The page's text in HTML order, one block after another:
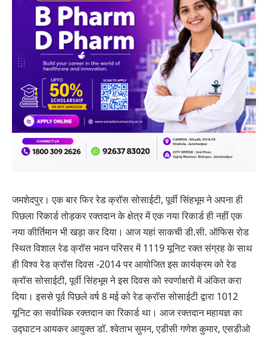
जमशेदपुर। एक बार फिर रेड क्रॉस सोसाईटी, पूर्वी सिंहभूम ने अपना ही
पिछला रिकार्ड तोड़कर रक्तदान के क्षेत्र में एक नया रिकार्ड ही नहीं एक
नया कीर्तिमान भी खड़ा कर दिया। आज यहां साकची डी.सी. ऑफिस रोड
स्थित विशाल रेड क्रॉस भवन परिसर में 1119 यूनिट रक्त संग्रह के साथ
ही विश्व रेड क्रॉस दिवस -2014 पर आयोजित इस कार्यक्रम को रेड
क्रॉस सोसाईटी, पूर्वी सिंहभूम ने इस दिवस को स्वर्णाक्षरों में अंकित करा
दिया। इससे पूर्व पिछले वर्ष 8 मई को रेड क्रॉस सोसाईटी द्वारा 1012
यूनिट का सर्वाधिक रक्तदान का रिकार्ड था। आज रक्तदान महायज्ञ का
उद्घाटन आयकर आयुक्त डॉ. श्वेताभ सुमन, एडीसी गणेश कुमार, एसडीओ